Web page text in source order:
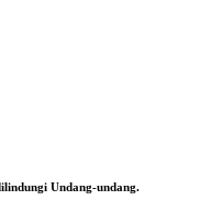
Undang-undang.